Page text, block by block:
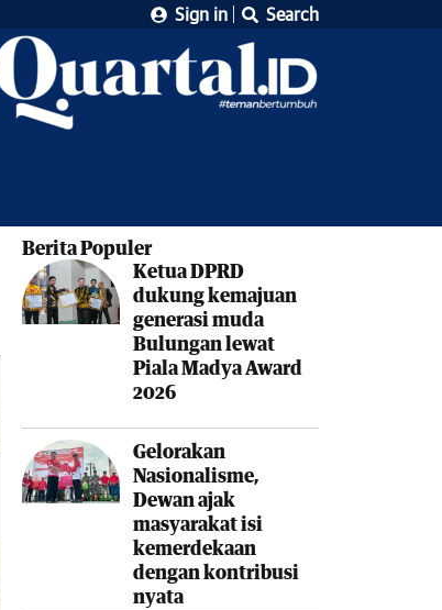
Sign in Search
Berita Populer
Ketua DPRD
dukung kemajuan
generasi muda
Bulungan lewat
Piala Madya Award
2026
Gelorakan
Nasionalisme,
Dewan ajak
masyarakat isi
kemerdekaan
dengan kontribusi
nyata